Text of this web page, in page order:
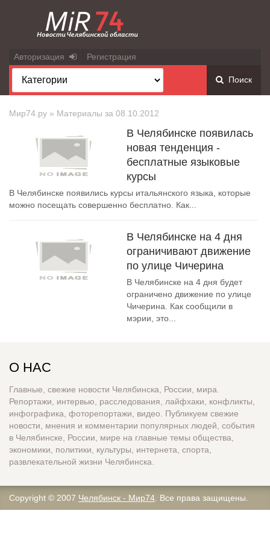
Авторизация Регистрация
Поиск
Мир74.ру » Материалы за 08.10.2012
В Челябинске появилась
новая тенденция -
бесплатные языковые
курсы
В Челябинске появились курсы итальянского языка, которые
можно посещать совершенно бесплатно. Как...
В Челябинске на 4 дня
ограничивают движение
по улице Чичерина
В Челябинске на 4 дня будет
ограничено движение по улице
Чичерина. Как сообщили в
мэрии, это...
О НАС
Главные, свежие новости Челябинска, России, мира.
Репортажи, интервью, расследования, лайфхаки, конфликты,
инфографика, фоторепортажи, видео. Публикуем свежие
новости, мнения и комментарии популярных людей, события
в Челябинске, России, мире на главные темы общества,
экономики, политики, культуры, интернета, спорта,
развлекательной жизни Челябинска.
Copyright © 2007 Челябинск - Мир74 . Все права защищены.